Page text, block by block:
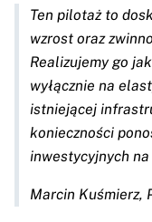
Ten pilotaż to
wzrost oraz
Realizujemy go
wyłącznie na
istniejącej
konieczności
inwestycyjnych
Marcin Kuśmierz,